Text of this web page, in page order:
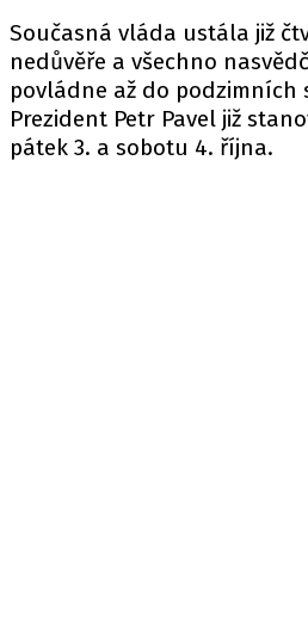
Současná vláda ustála již
nedůvěře a všechno
povládne až do podzimních
Prezident Petr Pavel již
pátek 3. a sobotu 4. října.